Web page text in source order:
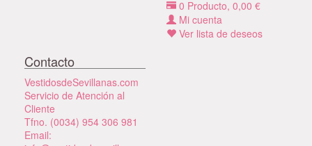
0 Producto, 0,00 €
Mi cuenta
Ver lista de deseos
Contacto
VestidosdeSevillanas.com
Servicio de Atención al
Cliente
Tfno. (0034) 954 306 981
Email: